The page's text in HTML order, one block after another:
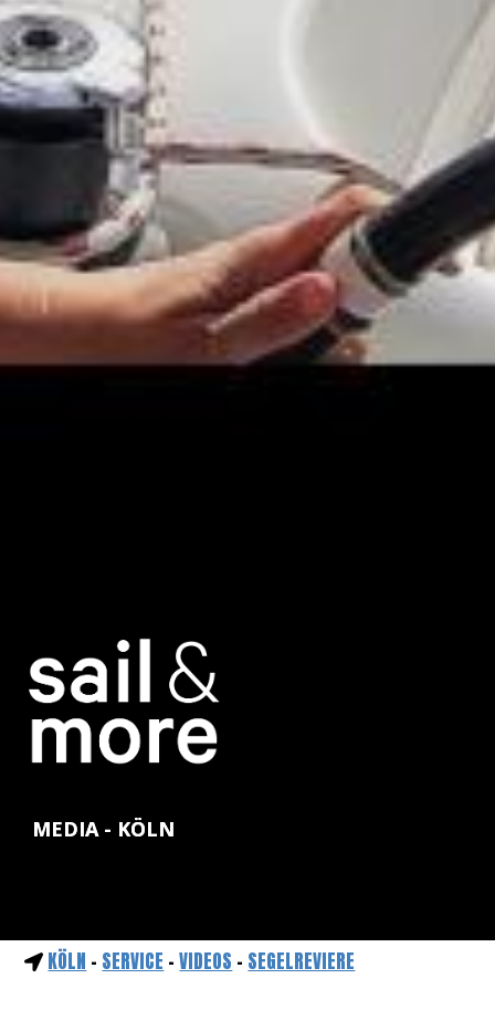
MEDIA - KÖLN
KÖLN - SERVICE -VIDEOS - SEGELREVIERE